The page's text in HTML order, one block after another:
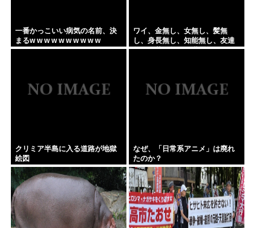
一番かっこいい病気の名前、決
まるw w w w w w w w w w
ワイ、金無し、女無し、髪無
し、身長無し、知能無し、友達
無し、若さ無し、職歴無し、や
クリミア半島に入る道路が地獄
絵図
なぜ、「日常系アニメ」は廃れ
たのか？